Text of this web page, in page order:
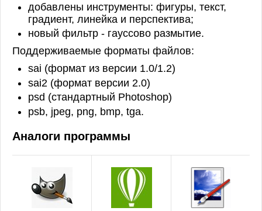
добавлены инструменты: фигуры, текст,
градиент, линейка и перспектива;
новый фильтр - гауссово размытие.
Поддерживаемые форматы файлов:
sai (формат из версии 1.0/1.2)
sai2 (формат версии 2.0)
psd (стандартный Photoshop)
psb, jpeg, png, bmp, tga.
Аналоги программы